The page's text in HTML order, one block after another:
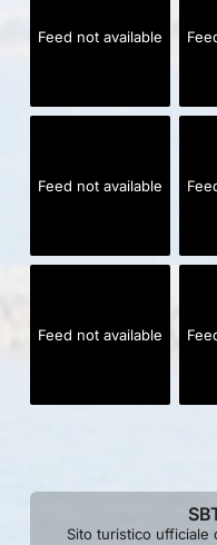
Feed not available
Feed not available
Feed not available
Sito turistico ufficiale